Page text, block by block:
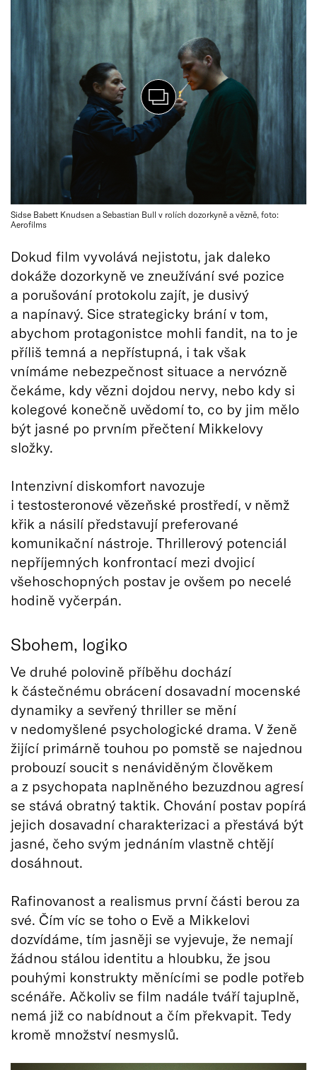
Sidse Babett Knudsen a Sebastian Bull v rolích dozorkyně a vězně, foto:
Aerofilms
Dokud film vyvolává nejistotu, jak daleko
dokáže dozorkyně ve zneužívání své pozice
a porušování protokolu zajít, je dusivý
a napínavý. Sice strategicky brání v tom,
abychom protagonistce mohli fandit, na to je
příliš temná a nepřístupná, i tak však
vnímáme nebezpečnost situace a nervózně
čekáme, kdy vězni dojdou nervy, nebo kdy si
kolegové konečně uvědomí to, co by jim mělo
být jasné po prvním přečtení Mikkelovy
složky.
Intenzivní diskomfort navozuje
i testosteronové vězeňské prostředí, v němž
křik a násilí představují preferované
komunikační nástroje. Thrillerový potenciál
nepříjemných konfrontací mezi dvojicí
všehoschopných postav je ovšem po necelé
hodině vyčerpán.
Sbohem, logiko
Ve druhé polovině příběhu dochází
k částečnému obrácení dosavadní mocenské
dynamiky a sevřený thriller se mění
v nedomyšlené psychologické drama. V ženě
žijící primárně touhou po pomstě se najednou
probouzí soucit s nenáviděným člověkem
a z psychopata naplněného bezuzdnou agresí
se stává obratný taktik. Chování postav popírá
jejich dosavadní charakterizaci a přestává být
jasné, čeho svým jednáním vlastně chtějí
dosáhnout.
Rafinovanost a realismus první části berou za
své. Čím víc se toho o Evě a Mikkelovi
dozvídáme, tím jasněji se vyjevuje, že nemají
žádnou stálou identitu a hloubku, že jsou
pouhými konstrukty měnícími se podle potřeb
scénáře. Ačkoliv se film nadále tváří tajuplně,
nemá již co nabídnout a čím překvapit. Tedy
kromě množství nesmyslů.